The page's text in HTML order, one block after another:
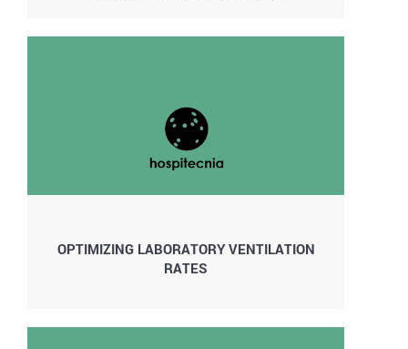
OPTIMIZING LABORATORY VENTILATION
RATES